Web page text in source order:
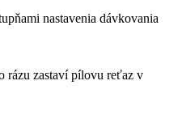
nastavenia dávkovania
rázu zastaví pílovu reťaz v